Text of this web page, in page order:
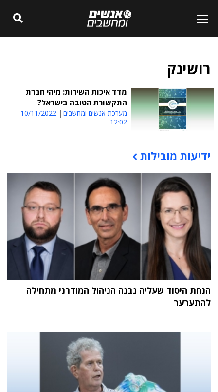
רושינק
מדד איכות השירות: מיהי חברת
התקשורת הטובה בישראל?
מערכת אנשים ומחשבים
10/11/2022
12:02
תוכן פרסומי
ידיעות מובילות
הנחת היסוד שעליה נבנה הניהול המודרני מתחילה
להתערער